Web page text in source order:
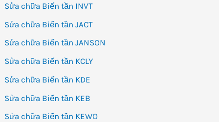
Sửa chữa Biến tần INVT
Sửa chữa Biến tần JACT
Sửa chữa Biến tần JANSON
Sửa chữa Biến tần KCLY
Sửa chữa Biến tần KDE
Sửa chữa Biến tần KEB
Sửa chữa Biến tần KEWO